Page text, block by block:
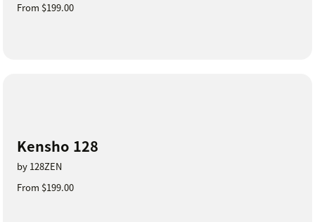
From $199.00
Kensho 128
by 128ZEN
From $199.00